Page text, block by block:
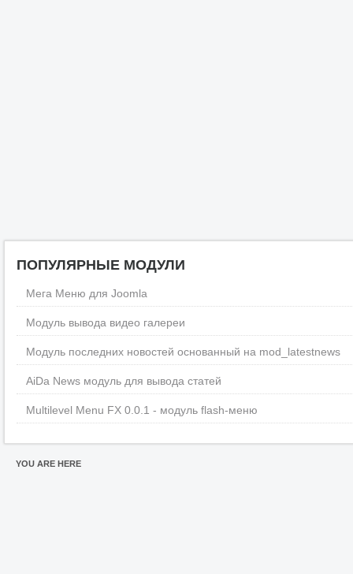
ПОПУЛЯРНЫЕ МОДУЛИ
Мега Меню для Joomla
Модуль вывода видео галереи
Модуль последних новостей основанный на mod_latestnews
AiDa News модуль для вывода статей
Multilevel Menu FX 0.0.1 - модуль flash-меню
YOU ARE HERE